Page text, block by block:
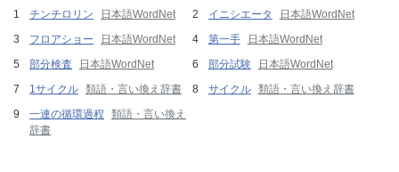
チンチロリン 日本語WordNet イニシエータ
日本語WordNet
フロアショー
日本語WordNet 第一手
日本語WordNet
部分検査
日本語WordNet 部分試験
日本語WordNet
1サイクル 類語・言い換え辞書 サイクル 類語・言い換え辞書
一連の循環過程
類語・言い換え
辞書